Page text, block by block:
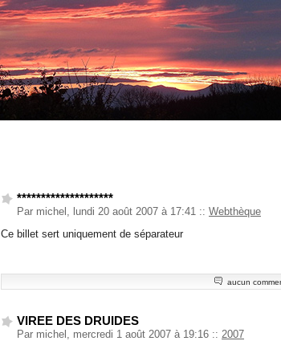
********************
Par michel, lundi 20 août 2007 à 17:41 :: Webthèque
Ce billet sert uniquement de séparateur
aucun
VIREE DES DRUIDES
Par michel, mercredi 1 août 2007 à 19:16 :: 2007